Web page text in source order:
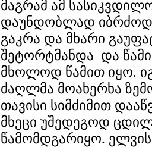
მაგრამ ამ
დაუნდობლად
გაკრა და მხარი
შეტორტმანდა და
მხოლოდ წამით იყო.
ძაღლმა მოახერხა
თავისი სიმძიმით
მხეცი უშედეგოდ
წამომდგარიყო.